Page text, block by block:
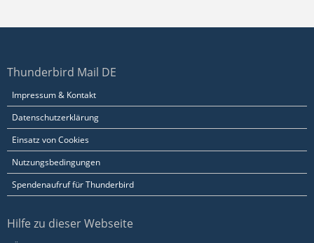
Thunderbird Mail DE
Impressum & Kontakt
Datenschutzerklärung
Einsatz von Cookies
Nutzungsbedingungen
Spendenaufruf für Thunderbird
Hilfe zu dieser Webseite